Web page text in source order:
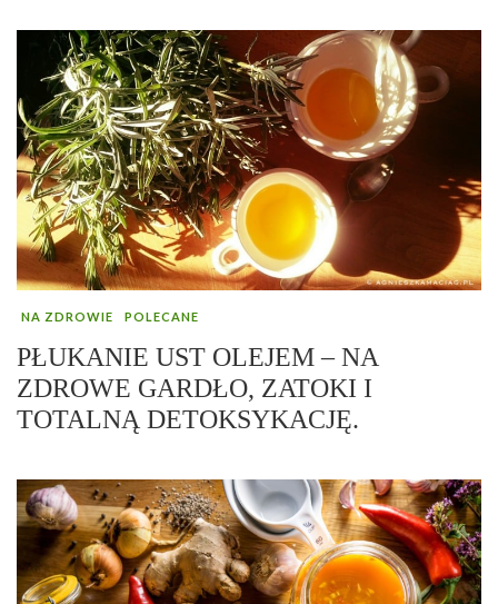
NA ZDROWIE POLECANE
PŁUKANIE UST OLEJEM – NA
ZDROWE GARDŁO, ZATOKI I
TOTALNĄ DETOKSYKACJĘ.